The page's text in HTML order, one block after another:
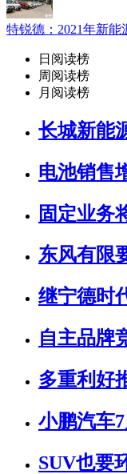
特锐德：2021年新能
日阅读榜
周阅读榜
月阅读榜
长城新能
电池销售
固定业务
东风有限
继宁德时
自主品牌
多重利好
小鹏汽车
SUV也要